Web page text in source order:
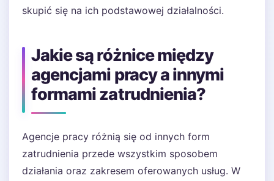
skupić się na ich podstawowej działalności.
Jakie są różnice między
agencjami pracy a innymi
formami zatrudnienia?
Agencje pracy różnią się od innych form
zatrudnienia przede wszystkim sposobem
działania oraz zakresem oferowanych usług. W